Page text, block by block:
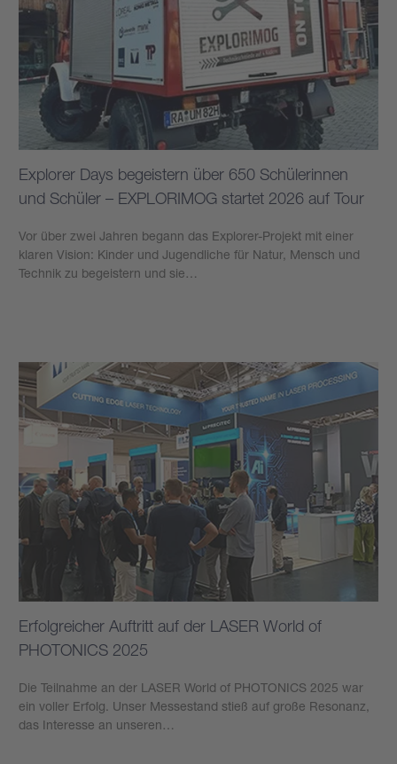
Explorer Days begeistern über 650 Schülerinnen
und Schüler – EXPLORIMOG startet 2026 auf Tour
Vor über zwei Jahren begann das Explorer-Projekt mit einer
klaren Vision: Kinder und Jugendliche für Natur, Mensch und
Technik zu begeistern und sie…
Erfolgreicher Auftritt auf der LASER World of
PHOTONICS 2025
Die Teilnahme an der LASER World of PHOTONICS 2025 war
ein voller Erfolg. Unser Messestand stieß auf große Resonanz,
das Interesse an unseren…